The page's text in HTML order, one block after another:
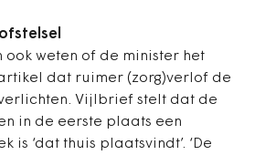
ook weten of de minister het
dat ruimer (zorg)verlof de
Vijlbrief stelt dat de
in de eerste plaats een
is ‘dat thuis plaatsvindt’. ‘De